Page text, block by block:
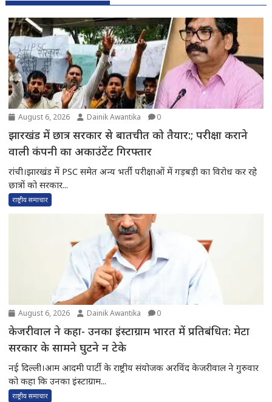
August 6, 2026 Dainik Awantika 0
झारखंड में छात्र सरकार से बातचीत को तैयार:; परीक्षा कराने
वाली कंपनी का अकाउंटेंट गिरफ्तार
रांची।झारखंड में PSC समेत अन्य भर्ती परीक्षाओं में गड़बड़ी का विरोध कर रहे
छात्रों को सरकार...
राष्ट्रीय समाचार
August 6, 2026 Dainik Awantika 0
केजरीवाल ने कहा- उनका इंस्टाग्राम भारत में प्रतिबंधित: मेटा
सरकार के सामने घुटने न टेके
नई दिल्ली।आम आदमी पार्टी के राष्ट्रीय संयोजक अरविंद केजरीवाल ने गुरुवार
को कहा कि उनका इंस्टाग्राम...
राष्ट्रीय समाचार